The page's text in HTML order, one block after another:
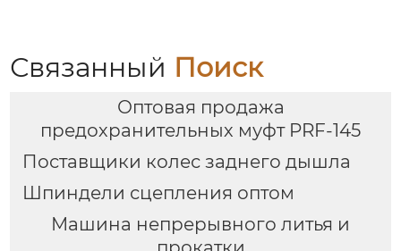
Связанный Поиск
Оптовая продажа
предохранительных муфт PRF-145
Поставщики колес заднего дышла
Шпиндели сцепления оптом
Машина непрерывного литья и